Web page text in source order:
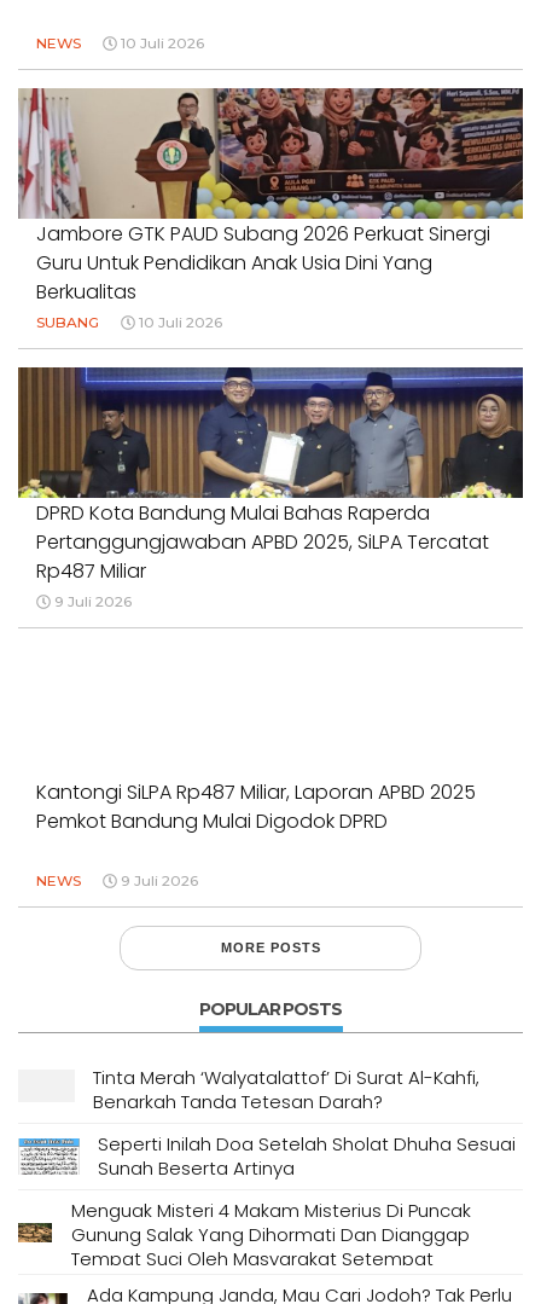
NEWS 10 Juli 2026
Jambore GTK PAUD Subang 2026 Perkuat Sinergi
Guru Untuk Pendidikan Anak Usia Dini Yang
Berkualitas
SUBANG 10 Juli 2026
DPRD Kota Bandung Mulai Bahas Raperda
Pertanggungjawaban APBD 2025, SiLPA Tercatat
Rp487 Miliar
9 Juli 2026
Kantongi SiLPA Rp487 Miliar, Laporan APBD 2025
Pemkot Bandung Mulai Digodok DPRD
NEWS 9 Juli 2026
MORE POSTS
POPULAR POSTS
Tinta Merah ‘Walyatalattof’ Di Surat Al-Kahfi,
Benarkah Tanda Tetesan Darah?
Seperti Inilah Doa Setelah Sholat Dhuha Sesuai
Sunah Beserta Artinya
Menguak Misteri 4 Makam Misterius Di Puncak
Gunung Salak Yang Dihormati Dan Dianggap
Tempat Suci Oleh Masyarakat Setempat
Ada Kampung Janda, Mau Cari Jodoh? Tak Perlu